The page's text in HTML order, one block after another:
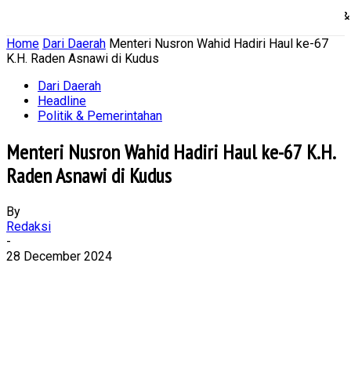
Politik
Home Dari Daerah Menteri Nusron Wahid Hadiri Haul ke-67
K.H. Raden Asnawi di Kudus
Dari Daerah
Headline
Politik & Pemerintahan
Menteri Nusron Wahid Hadiri Haul ke-67 K.H.
Raden Asnawi di Kudus
By
Redaksi
-
28 December 2024